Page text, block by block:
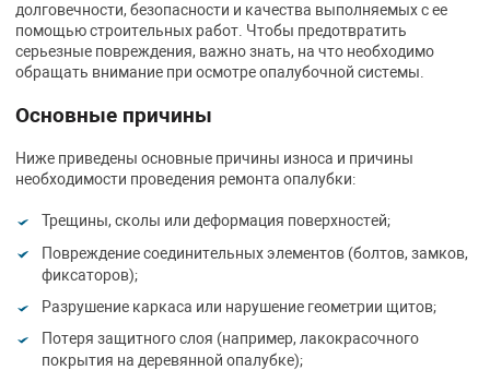
долговечности, безопасности и качества выполняемых с ее
помощью строительных работ. Чтобы предотвратить
серьезные повреждения, важно знать, на что необходимо
обращать внимание при осмотре опалубочной системы.
Основные причины
Ниже приведены основные причины износа и причины
необходимости проведения ремонта опалубки:
Трещины, сколы или деформация поверхностей;
Повреждение соединительных элементов (болтов, замков,
фиксаторов);
Разрушение каркаса или нарушение геометрии щитов;
Потеря защитного слоя (например, лакокрасочного
покрытия на деревянной опалубке);